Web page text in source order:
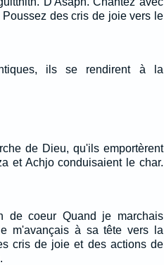
des cris de joie vers le
ils se rendirent à la
de Dieu, qu'ils emportèrent
et Achjo conduisaient le char.
de coeur Quand je marchais
m'avançais à sa tête vers la
cris de joie et des actions de